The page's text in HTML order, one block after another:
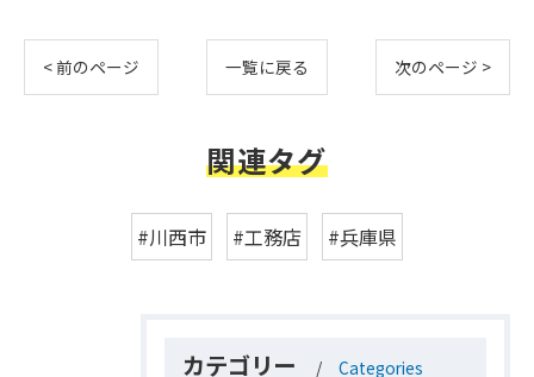
< 前のページ 一覧に戻る 次のページ >
関連タグ
#川西市 #工務店 #兵庫県
カテゴリー Categories